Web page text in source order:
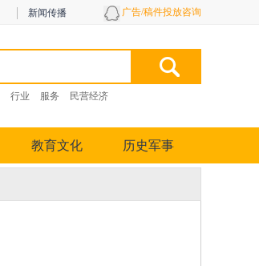
新闻传播 广告/稿件投放咨询
行业 服务 民营经济
教育文化 历史军事